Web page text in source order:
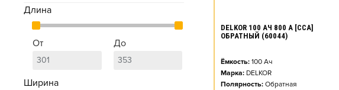
Длина
От До
Ширина
DELKOR 100 АЧ 800 А [CCA]
ОБРАТНЫЙ (60044)
Ёмкость: 100 Ач
Марка: DELKOR
Полярность: Обратная